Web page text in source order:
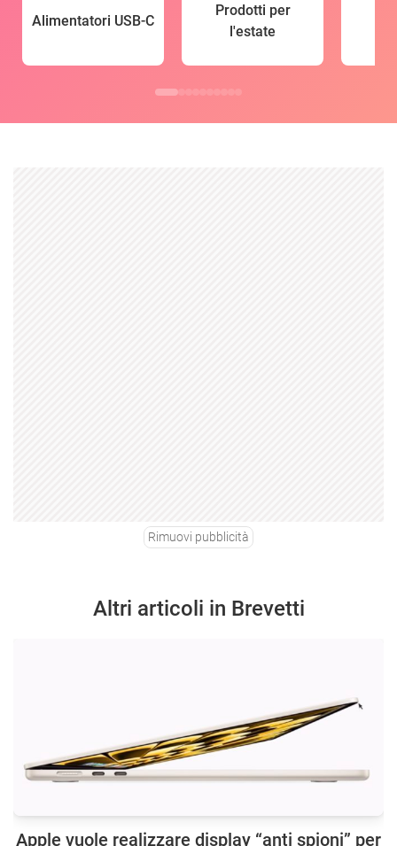
Alimentatori USB-C
Prodotti per
l'estate
Rimuovi pubblicità
Altri articoli in Brevetti
Apple vuole realizzare display “anti spioni” per